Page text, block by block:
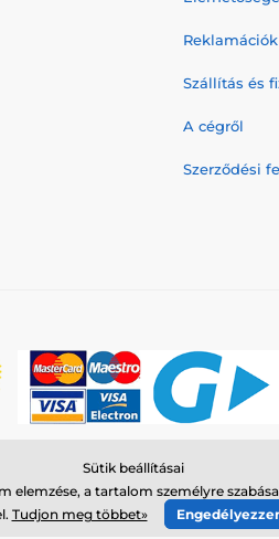
Reklamációk
Szállítás és
A cégről
Szerződési
⦁ Webshop szolgáltatónk a
Sütik beállításai
a tartalom személyre
Tudjon meg többet»